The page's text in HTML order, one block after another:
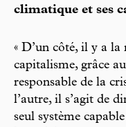
climatique et ses
« D’un côté, il y a la
capitalisme, grâce
responsable de la
l’autre, il s’agit de
seul système